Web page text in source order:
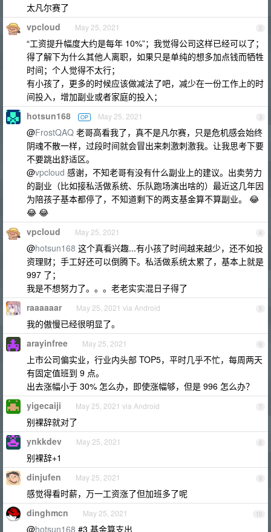
太凡尔赛了
2
vpcloud May 25, 2021
“工资提升幅度大约是每年 10%”；我觉得公司这样已经可以了；
得了解下为什么其他人离职，如果只是单纯的想多加点钱而牺牲
时间；个人觉得不太行；
有小孩了，更多的时候应该做减法了吧，减少在一份工作上的时
间投入，增加副业或者家庭的投入；
3
hotsun168 OP May 25, 2021
@FrostQAQ 老哥高看我了，真不是凡尔赛，只是危机感会始终
阴魂不散一样，过段时间就会冒出来刺激刺激我。让我思考下要
不要跳出舒适区。
@vpcloud 感谢，不知老哥有没有什么副业上的建议。出卖劳力
的副业（比如接私活做系统、乐队跑场演出啥的）最近这几年因
为陪孩子基本都停了，不知道剩下的两支基金算不算副业。 😂
😂 😂
4
vpcloud May 25, 2021
@hotsun168 这个真看兴趣...有小孩了时间越来越少，还不如投
资理财；手工好还可以倒腾下。私活做系统太累了，基本上就是
997 了；
我是不想努力了。。。老老实实混日子得了
5
raaaaaar May 25, 2021 via Android
我的傲慢已经很明显了。
6
arayinfree May 25, 2021
上市公司偏实业，行业内头部 TOP5，平时几乎不忙，每周两天
有固定值班到 9 点。
出去涨幅小于 30% 怎么办，即使涨幅够，但是 996 怎么办？
7
yigecaiji May 25, 2021 via Android
别裸辞就对了
8
ynkkdev May 25, 2021
别裸辞+1
9
dinjufen May 25, 2021
感觉得看时薪，万一工资涨了但加班多了呢
10
dinghmcn May 25, 2021
@hotsun168 #3 基金算支出